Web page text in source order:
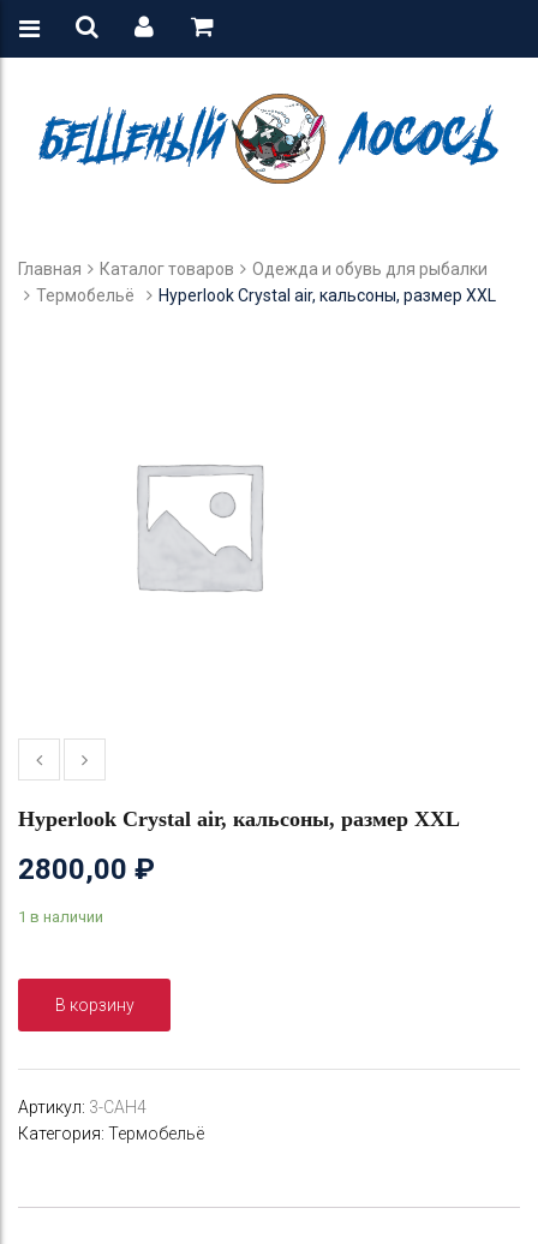
Главная Каталог товаров
Одежда и обувь для рыбалки
Термобельё
Hyperlook Crystal air, кальсоны, размер XXL
Hyperlook Crystal air, кальсоны, размер XXL
2800,00 ₽
1 в наличии
В корзину
Артикул: 3-CAH4
Категория: Термобельё